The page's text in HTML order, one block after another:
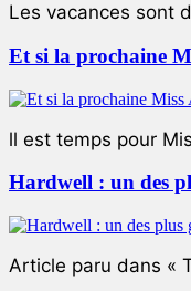
Les vacances sont
Et si la prochaine
ll est temps pour
Hardwell : un des
Article paru dans «